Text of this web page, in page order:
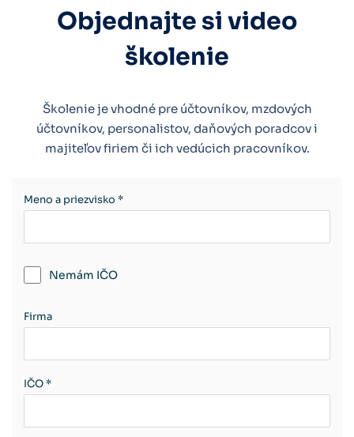
Objednajte si video
školenie
Školenie je vhodné pre účtovníkov, mzdových
účtovníkov, personalistov, daňových poradcov i
majiteľov firiem či ich vedúcich pracovníkov.
Meno a priezvisko *
Nemám IČO
Firma
IČO *